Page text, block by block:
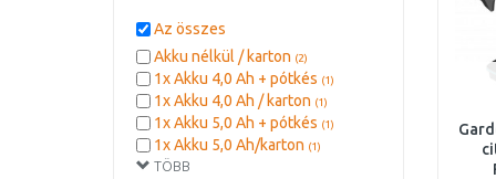
TÖBB
Az összes
Akku nélkül / karton (2)
1x Akku 4,0 Ah + pótkés (1)
1x Akku 4,0 Ah / karton (1)
1x Akku 5,0 Ah + pótkés (1)
1x Akku 5,0 Ah/karton (1)